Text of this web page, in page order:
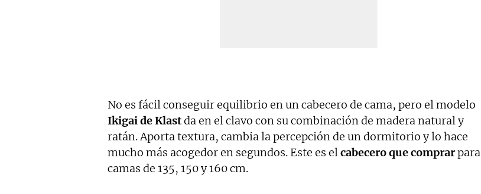
No es fácil conseguir equilibrio en un cabecero de cama, pero el modelo
Ikigai de Klastda en el clavo con su combinación de madera natural y
ratán. Aporta textura, cambia la percepción de un dormitorio y lo hace
mucho más acogedor en segundos. Este es elcabecero que comprarpara
camas de 135, 150 y 160 cm.